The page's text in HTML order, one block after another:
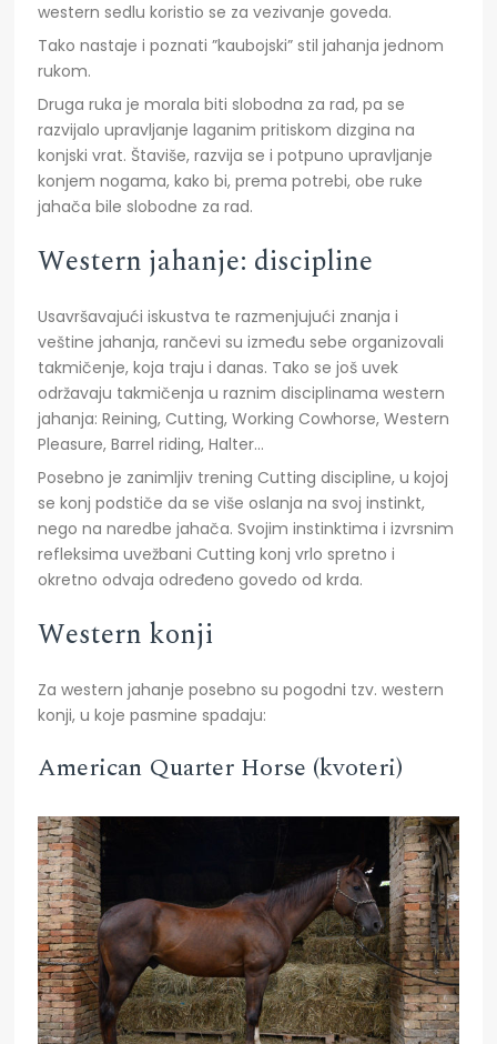
western sedlu koristio se za vezivanje goveda.
Tako nastaje i poznati ”kaubojski” stil jahanja jednom
rukom.
Druga ruka je morala biti slobodna za rad, pa se
razvijalo upravljanje laganim pritiskom dizgina na
konjski vrat. Štaviše, razvija se i potpuno upravljanje
konjem nogama, kako bi, prema potrebi, obe ruke
jahača bile slobodne za rad.
Western jahanje: discipline
Usavršavajući iskustva te razmenjujući znanja i
veštine jahanja, rančevi su između sebe organizovali
takmičenje, koja traju i danas. Tako se još uvek
održavaju takmičenja u raznim disciplinama western
jahanja: Reining, Cutting, Working Cowhorse, Western
Pleasure, Barrel riding, Halter…
Posebno je zanimljiv trening Cutting discipline, u kojoj
se konj podstiče da se više oslanja na svoj instinkt,
nego na naredbe jahača. Svojim instinktima i izvrsnim
refleksima uvežbani Cutting konj vrlo spretno i
okretno odvaja određeno govedo od krda.
Western konji
Za western jahanje posebno su pogodni tzv. western
konji, u koje pasmine spadaju:
American Quarter Horse (kvoteri)